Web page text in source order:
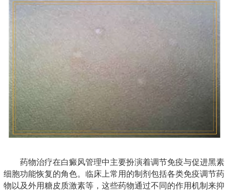
药物治疗在白癜风管理中主要扮演着调节免疫与促进黑素
细胞功能恢复的角色。临床上常用的制剂包括各类免疫调节药
物以及外用糖皮质激素等，这些药物通过不同的作用机制来抑